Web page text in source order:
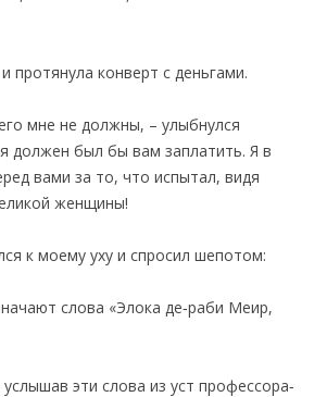
протянула конверт с деньгами.
мне не должны, – улыбнулся
должен был бы вам заплатить. Я в
вами за то, что испытал, видя
женщины!
к моему уху и спросил шепотом:
слова «Элока де‐раби Меир,
эти слова из уст профессора‐